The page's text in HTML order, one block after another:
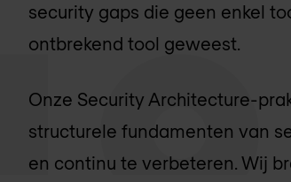
security gaps die geen enkel
ontbrekend tool geweest.
Onze Security Architecture-
structurele fundamenten van
en continu te verbeteren. Wij